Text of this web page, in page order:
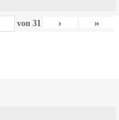
von 31 › »